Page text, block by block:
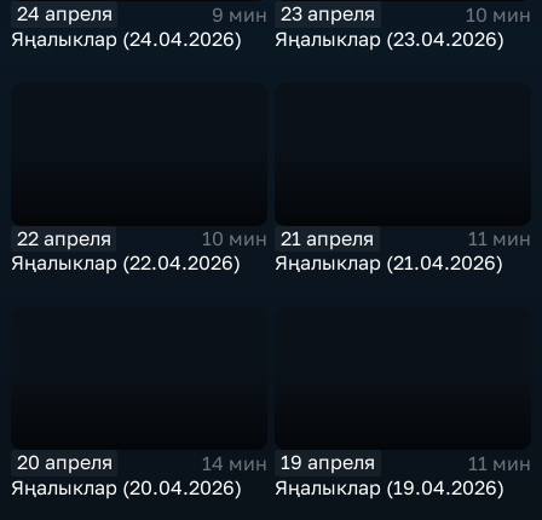
24 апреля
9 мин
Яңалыклар (24.04.2026)
23 апреля
10 мин
Яңалыклар (23.04.2026)
22 апреля
10 мин
Яңалыклар (22.04.2026)
21 апреля
11 мин
Яңалыклар (21.04.2026)
20 апреля
14 мин
Яңалыклар (20.04.2026)
19 апреля
11 мин
Яңалыклар (19.04.2026)